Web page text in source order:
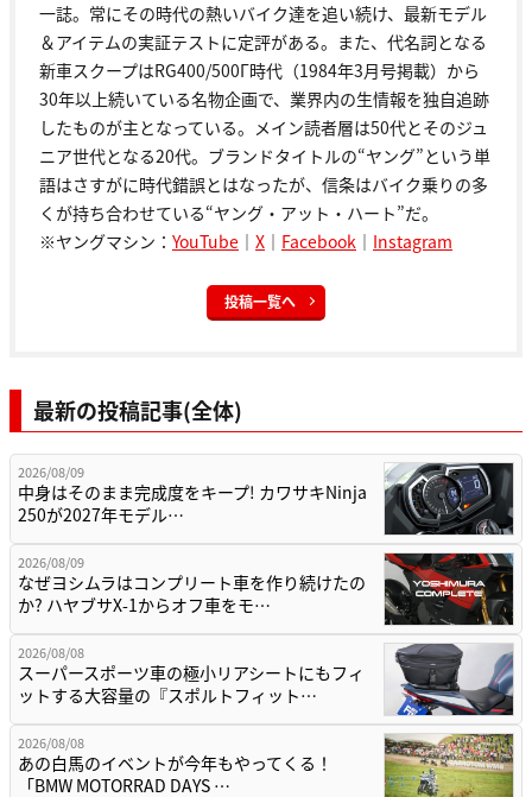
一誌。常にその時代の熱いバイク達を追い続け、最新モデル
＆アイテムの実証テストに定評がある。また、代名詞となる
新車スクープはRG400/500Γ時代（1984年3月号掲載）から
30年以上続いている名物企画で、業界内の生情報を独自追跡
したものが主となっている。メイン読者層は50代とそのジュ
ニア世代となる20代。ブランドタイトルの“ヤング”という単
語はさすがに時代錯誤とはなったが、信条はバイク乗りの多
くが持ち合わせている“ヤング・アット・ハート”だ。
※ヤングマシン： YouTube ｜ X ｜ Facebook ｜ Instagram
投稿一覧へ
最新の投稿記事(全体)
2026/08/09
中身はそのまま完成度をキープ! カワサキNinja
250が2027年モデル…
2026/08/09
なぜヨシムラはコンプリート車を作り続けたの
か? ハヤブサX-1からオフ車をモ…
2026/08/08
スーパースポーツ車の極小リアシートにもフィ
ットする大容量の『スポルトフィット…
2026/08/08
あの白馬のイベントが今年もやってくる！
「BMW MOTORRAD DAYS …